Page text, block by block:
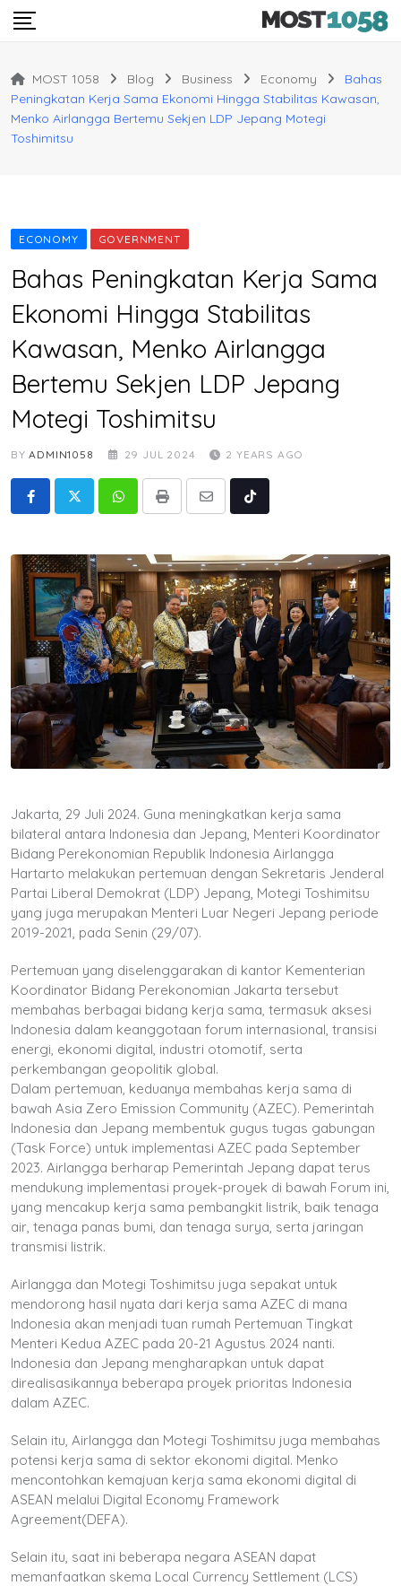
Skip
MOST 1058 Blog Business Economy
Bahas
Peningkatan Kerja Sama Ekonomi Hingga Stabilitas Kawasan,
Menko Airlangga Bertemu Sekjen LDP Jepang Motegi
Toshimitsu
ECONOMY GOVERNMENT
Bahas Peningkatan Kerja Sama
Ekonomi Hingga Stabilitas
Kawasan, Menko Airlangga
Bertemu Sekjen LDP Jepang
Motegi Toshimitsu
BYADMIN1058 29 JUL 2024 2 YEARS AGO
WhatsappPrint
Share
Tiktok
Jakarta, 29 Juli 2024. Guna meningkatkan kerja sama
bilateral antara Indonesia dan Jepang, Menteri Koordinator
Bidang Perekonomian Republik Indonesia Airlangga
Hartarto melakukan pertemuan dengan Sekretaris Jenderal
Partai Liberal Demokrat (LDP) Jepang, Motegi Toshimitsu
yang juga merupakan Menteri Luar Negeri Jepang periode
2019-2021, pada Senin (29/07).
Pertemuan yang diselenggarakan di kantor Kementerian
Koordinator Bidang Perekonomian Jakarta tersebut
membahas berbagai bidang kerja sama, termasuk aksesi
Indonesia dalam keanggotaan forum internasional, transisi
energi, ekonomi digital, industri otomotif, serta
perkembangan geopolitik global.
Dalam pertemuan, keduanya membahas kerja sama di
bawah Asia Zero Emission Community (AZEC). Pemerintah
Indonesia dan Jepang membentuk gugus tugas gabungan
(Task Force) untuk implementasi AZEC pada September
2023. Airlangga berharap Pemerintah Jepang dapat terus
mendukung implementasi proyek-proyek di bawah Forum ini,
yang mencakup kerja sama pembangkit listrik, baik tenaga
air, tenaga panas bumi, dan tenaga surya, serta jaringan
transmisi listrik.
Airlangga dan Motegi Toshimitsu juga sepakat untuk
mendorong hasil nyata dari kerja sama AZEC di mana
Indonesia akan menjadi tuan rumah Pertemuan Tingkat
Menteri Kedua AZEC pada 20-21 Agustus 2024 nanti.
Indonesia dan Jepang mengharapkan untuk dapat
direalisasikannya beberapa proyek prioritas Indonesia
dalam AZEC.
Selain itu, Airlangga dan Motegi Toshimitsu juga membahas
potensi kerja sama di sektor ekonomi digital. Menko
mencontohkan kemajuan kerja sama ekonomi digital di
ASEAN melalui Digital Economy Framework
Agreement(DEFA).
Selain itu, saat ini beberapa negara ASEAN dapat
memanfaatkan skema Local Currency Settlement (LCS)